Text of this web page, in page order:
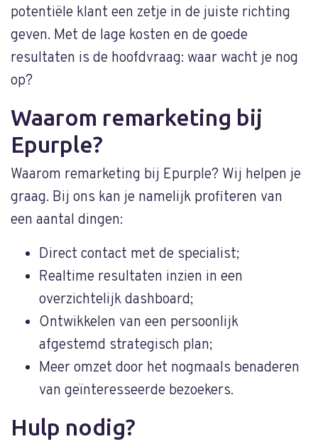
potentiële klant een zetje in de juiste richting
geven. Met de lage kosten en de goede
resultaten is de hoofdvraag: waar wacht je nog
op?
Waarom remarketing bij
Epurple?
Waarom remarketing bij Epurple? Wij helpen je
graag. Bij ons kan je namelijk profiteren van
een aantal dingen:
Direct contact met de specialist;
Realtime resultaten inzien in een
overzichtelijk dashboard;
Ontwikkelen van een persoonlijk
afgestemd strategisch plan;
Meer omzet door het nogmaals benaderen
van geïnteresseerde bezoekers.
Hulp nodig?